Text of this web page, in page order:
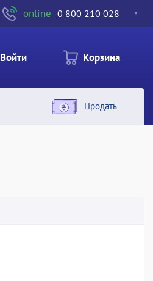
online 0 800 210 028
Войти Корзина
Продать